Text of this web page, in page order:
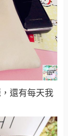
還有每天我